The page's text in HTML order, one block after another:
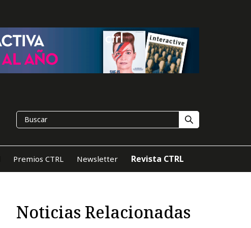
Premios CTRL Newsletter Revista CTRL
Noticias Relacionadas